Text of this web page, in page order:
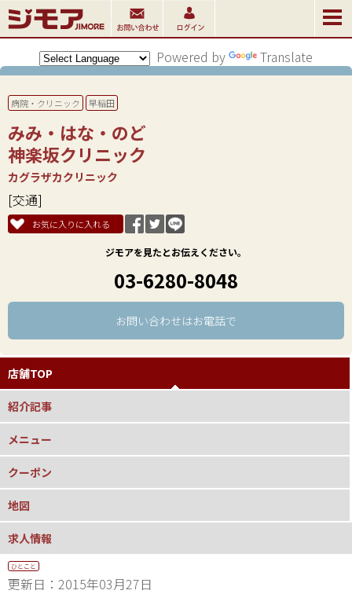
Powered by Translate
病院・クリニック 早稲田
みみ・はな・のど
神楽坂クリニック
カグラザカクリニック
[交通]
お気に入りに入れる
ジモアを見たとお伝えください。
03-6280-8048
お問い合わせはお電話で
店舗TOP
紹介記事
メニュー
クーポン
地図
求人情報
ひとこと
更新日：2015年03月27日